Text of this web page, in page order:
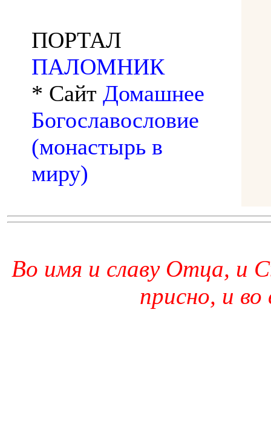
ПОРТАЛ
ПАЛОМНИК
* Сайт Домашнее
Богославословие
(монастырь в
миру)
Во имя и славу Отца, и
присно, и во